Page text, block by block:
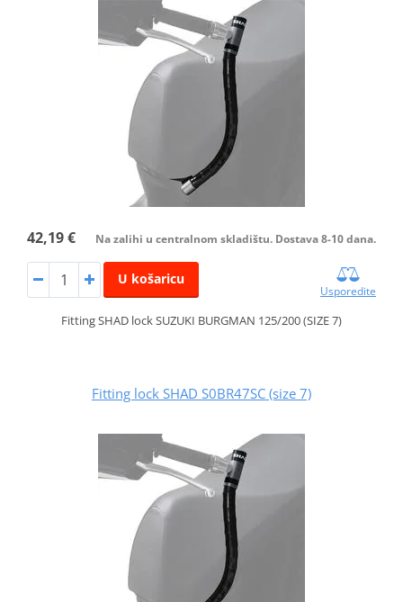
42,19 € Na zalihi u centralnom skladištu. Dostava 8-10 dana.
U košaricu
Usporedite
Fitting SHAD lock SUZUKI BURGMAN 125/200 (SIZE 7)
Fitting lock SHAD S0BR47SC (size 7)